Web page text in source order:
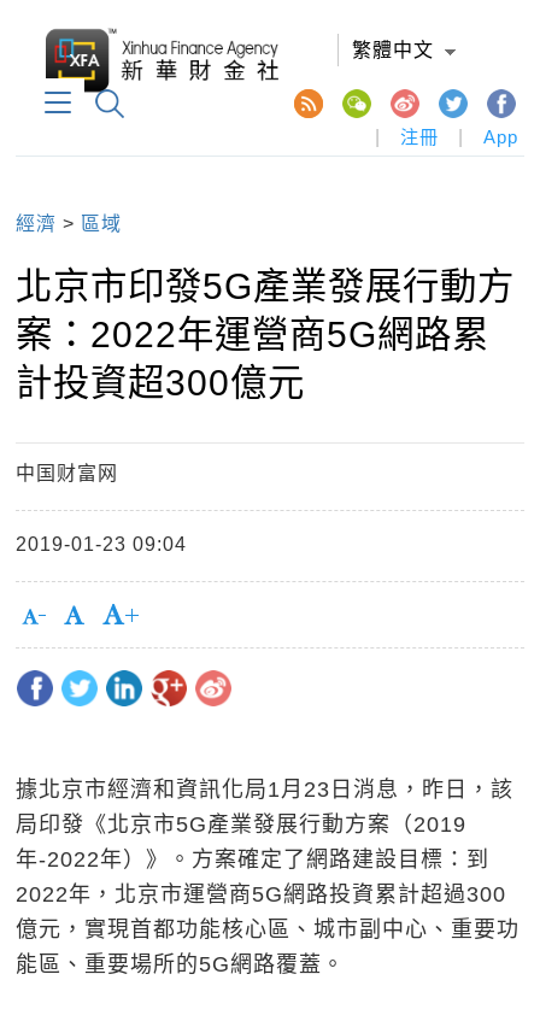
繁體中文
注冊 App
經濟 > 區域
北京市印發5G產業發展行動方
案：2022年運營商5G網路累
計投資超300億元
中国财富网
2019-01-23 09:04
據北京市經濟和資訊化局1月23日消息，昨日，該
局印發《北京市5G產業發展行動方案（2019
年-2022年）》。方案確定了網路建設目標：到
2022年，北京市運營商5G網路投資累計超過300
億元，實現首都功能核心區、城市副中心、重要功
能區、重要場所的5G網路覆蓋。